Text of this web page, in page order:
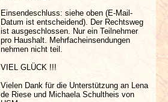
Einsendeschluss: siehe oben (E-Mail-
Datum ist entscheidend). Der Rechtsweg
ist ausgeschlossen. Nur ein Teilnehmer
pro Haushalt. Mehrfacheinsendungen
nehmen nicht teil.
VIEL GLÜCK !!!
Vielen Dank für die Unterstützung an Lena
de Riese und Michaela Schultheis von